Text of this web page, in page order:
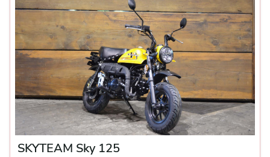
SKYTEAM Sky 125